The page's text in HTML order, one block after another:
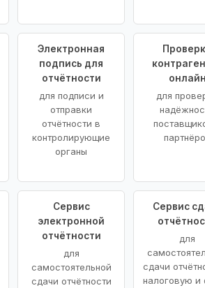
Электронная
подпись для
отчётности
для подписи и
отправки
отчётности в
контролирующие
органы
онлайн
для
Сервис
электронной
отчётности
для
самостоятельной
сдачи отчётности
Сервис
для
сдачи
налоговую и